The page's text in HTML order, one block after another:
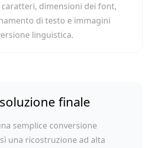
dimensioni dei font,
di testo e immagini
linguistica.
finale
semplice conversione
una ricostruzione ad alta